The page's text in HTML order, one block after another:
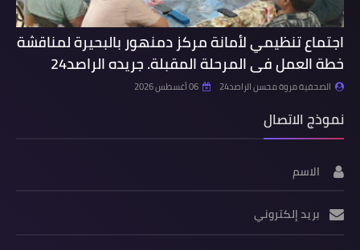
اجتماع تنظيمي لأمانة مركز دمنهور بالبحيرة لمناقشة
خطة العمل فى المرحلة المقبلة. جريده الراصد24
الصحفية مروة محسن الراصد24 06 أغسطس 2026
نموذج الاتصال
الاسم
بريد إلكتروني